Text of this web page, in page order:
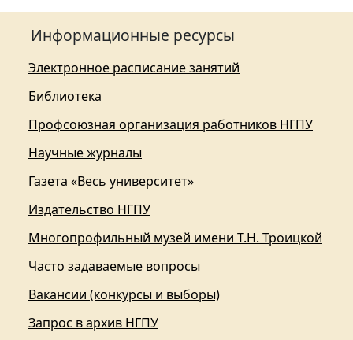
Информационные ресурсы
Электронное расписание занятий
Библиотека
Профсоюзная организация работников НГПУ
Научные журналы
Газета «Весь университет»
Издательство НГПУ
Многопрофильный музей имени Т.Н. Троицкой
Часто задаваемые вопросы
Вакансии (конкурсы и выборы)
Запрос в архив НГПУ